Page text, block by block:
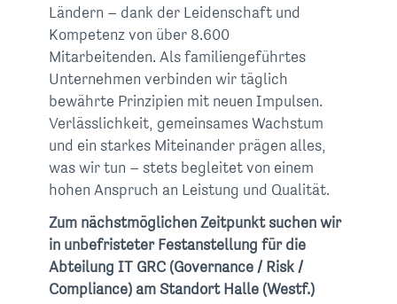
Ländern – dank der Leidenschaft und
Kompetenz von über 8.600
Mitarbeitenden. Als familiengeführtes
Unternehmen verbinden wir täglich
bewährte Prinzipien mit neuen Impulsen.
Verlässlichkeit, gemeinsames Wachstum
und ein starkes Miteinander prägen alles,
was wir tun – stets begleitet von einem
hohen Anspruch an Leistung und Qualität.
Zum nächstmöglichen Zeitpunkt suchen wir
in unbefristeter Festanstellung für die
Abteilung IT GRC (Governance / Risk /
Compliance) am Standort Halle (Westf.)